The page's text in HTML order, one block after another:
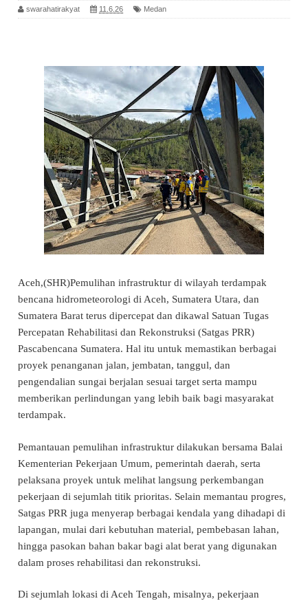
swarahatirakyat 11.6.26 Medan
Aceh,(SHR)Pemulihan infrastruktur di wilayah terdampak
bencana hidrometeorologi di Aceh, Sumatera Utara, dan
Sumatera Barat terus dipercepat dan dikawal Satuan Tugas
Percepatan Rehabilitasi dan Rekonstruksi (Satgas PRR)
Pascabencana Sumatera. Hal itu untuk memastikan berbagai
proyek penanganan jalan, jembatan, tanggul, dan
pengendalian sungai berjalan sesuai target serta mampu
memberikan perlindungan yang lebih baik bagi masyarakat
terdampak.
Pemantauan pemulihan infrastruktur dilakukan bersama Balai
Kementerian Pekerjaan Umum, pemerintah daerah, serta
pelaksana proyek untuk melihat langsung perkembangan
pekerjaan di sejumlah titik prioritas. Selain memantau progres,
Satgas PRR juga menyerap berbagai kendala yang dihadapi di
lapangan, mulai dari kebutuhan material, pembebasan lahan,
hingga pasokan bahan bakar bagi alat berat yang digunakan
dalam proses rehabilitasi dan rekonstruksi.
Di sejumlah lokasi di Aceh Tengah, misalnya, pekerjaan